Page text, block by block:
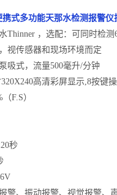
式多功能天那水检测报警仪
Thinner ，选配：可同时检测
视传感器和现场环境而定
吸式，流量500毫升/分钟
高清彩屏显示,8按键
F.S）
秒
警、振动报警、视觉报警、